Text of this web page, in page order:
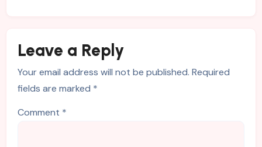
Leave a Reply
Your email address will not be published. Required
fields are marked *
Comment *